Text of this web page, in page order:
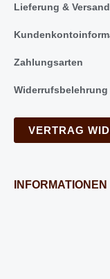
Lieferung & Versand
Zahlungsarten
Widerrufsbelehrung
VERTRAG
INFORMATIONEN